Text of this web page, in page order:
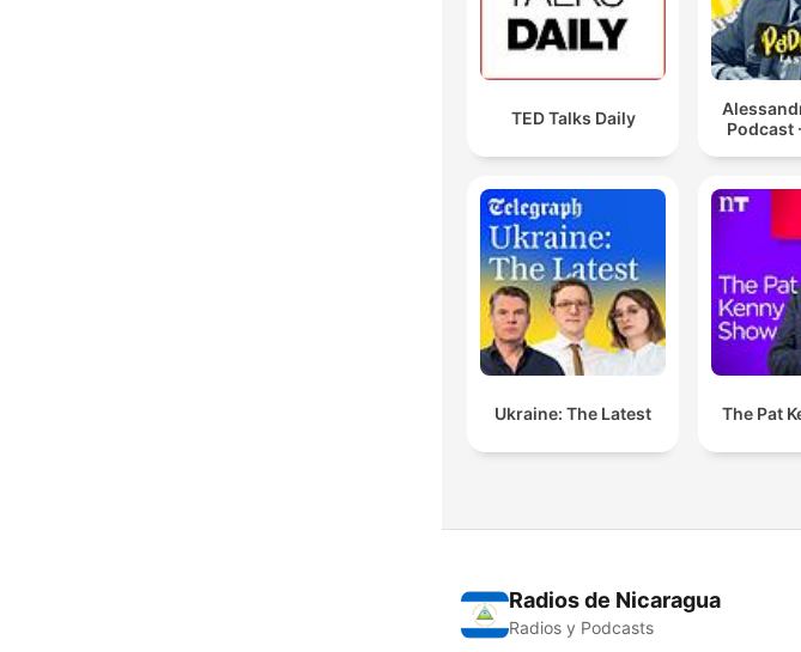
TED Talks Daily
Podcast
Ukraine: The Latest The Pat
Radios de Nicaragua
Radios y Podcasts